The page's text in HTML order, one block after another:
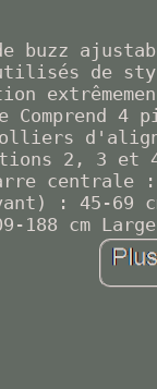
buzz
de
Comprend
2, 3 et
centrale
: 45-69
188 cm